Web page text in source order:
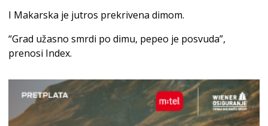
I Makarska je jutros prekrivena dimom.
“Grad užasno smrdi po dimu, pepeo je posvuda”,
prenosi Index.